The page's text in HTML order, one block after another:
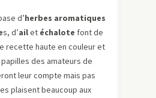
d’herbes aromatiques
s, d’ailet échalote font de
recette haute en couleur et
papilles des amateurs de
leur compte mais pas
plaisent beaucoup aux